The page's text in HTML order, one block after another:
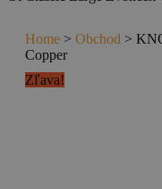
Home > Obchod >
Copper
Zľava!